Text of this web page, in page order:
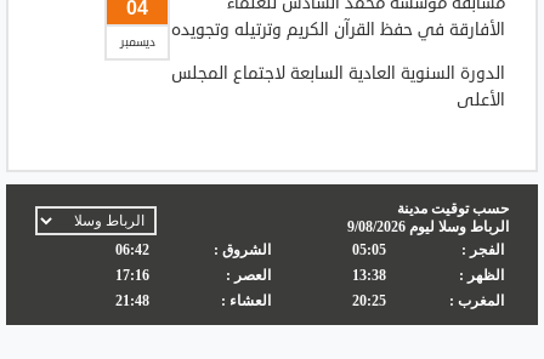
الأفارقة في حفظ القرآن الكريم وترتيله وتجويده
04
ديسمبر
الدورة السنوية العادية السابعة لاجتماع المجلس
الأعلى